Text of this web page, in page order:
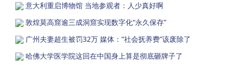
意大利重启博物馆 当地参观者：人少真好啊
敦煌莫高窟逾三成洞窟实现数字化“永久保存”
广州夫妻超生被罚32万 媒体：“社会抚养费”该废除了
哈佛大学医学院这回在中国身上算是彻底砸牌子了